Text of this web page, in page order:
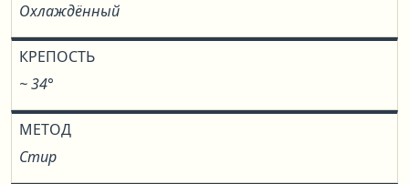
Охлаждённый
КРЕПОСТЬ
~ 34°
МЕТОД
Стир